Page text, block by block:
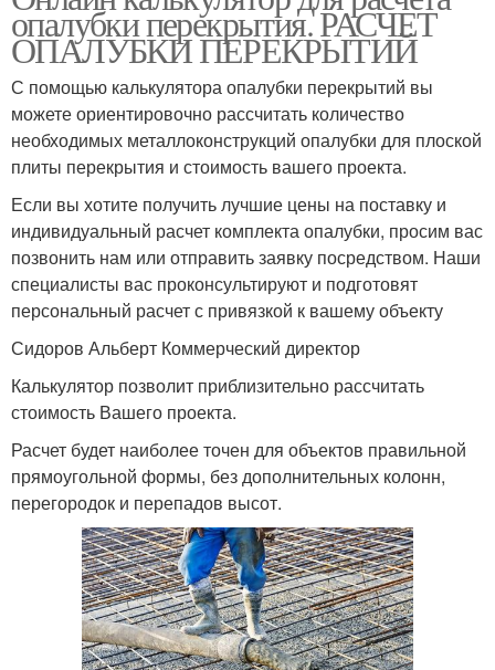
опалубки перекрытия. РАСЧЕТ
ОПАЛУБКИ ПЕРЕКРЫТИЙ
С помощью калькулятора опалубки перекрытий вы
можете ориентировочно рассчитать количество
необходимых металлоконструкций опалубки для плоской
плиты перекрытия и стоимость вашего проекта.
Если вы хотите получить лучшие цены на поставку и
индивидуальный расчет комплекта опалубки, просим вас
позвонить нам или отправить заявку посредством. Наши
специалисты вас проконсультируют и подготовят
персональный расчет с привязкой к вашему объекту
Сидоров Альберт Коммерческий директор
Калькулятор позволит приблизительно рассчитать
стоимость Вашего проекта.
Расчет будет наиболее точен для объектов правильной
прямоугольной формы, без дополнительных колонн,
перегородок и перепадов высот.